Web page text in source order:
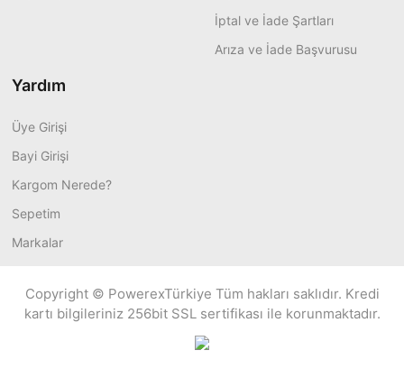
İptal ve İade Şartları
Arıza ve İade Başvurusu
Yardım
Üye Girişi
Bayi Girişi
Kargom Nerede?
Sepetim
Markalar
Copyright © PowerexTürkiye Tüm hakları saklıdır. Kredi
kartı bilgileriniz 256bit SSL sertifikası ile korunmaktadır.